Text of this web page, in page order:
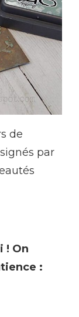
de
par
! On
: